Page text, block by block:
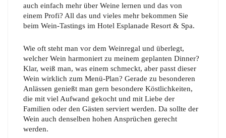
auch einfach mehr über Weine lernen und das von
einem Profi? All das und vieles mehr bekommen Sie
beim Wein-Tastings im Hotel Esplanade Resort & Spa.
Wie oft steht man vor dem Weinregal und überlegt,
welcher Wein harmoniert zu meinem geplanten Dinner?
Klar, weiß man, was einem schmeckt, aber passt dieser
Wein wirklich zum Menü-Plan? Gerade zu besonderen
Anlässen genießt man gern besondere Köstlichkeiten,
die mit viel Aufwand gekocht und mit Liebe der
Familien oder den Gästen serviert werden. Da sollte der
Wein auch denselben hohen Ansprüchen gerecht
werden.